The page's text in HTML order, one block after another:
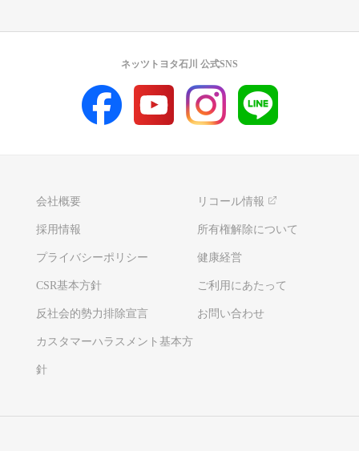
会社概要 リコール情報
採用情報 所有権解除について
プライバシーポリシー 健康経営
CSR基本方針 ご利用にあたって
反社会的勢力排除宣言 お問い合わせ
カスタマーハラスメント基本方
針
ネッツトヨタ石川 公式SNS